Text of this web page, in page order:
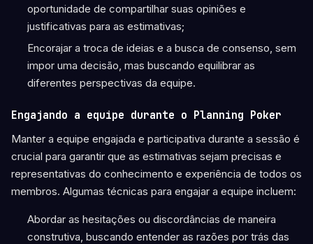
oportunidade de compartilhar suas opiniões e
justificativas para as estimativas;
Encorajar a troca de ideias e a busca de consenso, sem
impor uma decisão, mas buscando equilibrar as
diferentes perspectivas da equipe.
Engajando a equipe durante o Planning Poker
Manter a equipe engajada e participativa durante a sessão é
crucial para garantir que as estimativas sejam precisas e
representativas do conhecimento e experiência de todos os
membros. Algumas técnicas para engajar a equipe incluem:
Abordar as hesitações ou discordâncias de maneira
construtiva, buscando entender as razões por trás das